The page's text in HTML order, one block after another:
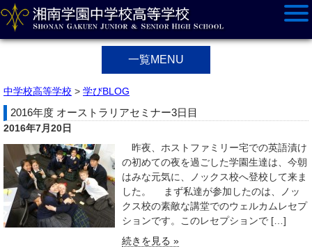
一覧MENU
中学校高等学校 > 学びBLOG
2016年度 オーストラリアセミナー3日目
2016年7月20日
昨夜、ホストファミリー宅での英語漬け
の初めての夜を過ごした学園生達は、今朝
はみな元気に、ノックス校へ登校して来ま
した。 まず私達が参加したのは、ノッ
クス校の素敵な講堂でのウェルカムレセプ
ションです。このレセプションで […]
続きを見る »